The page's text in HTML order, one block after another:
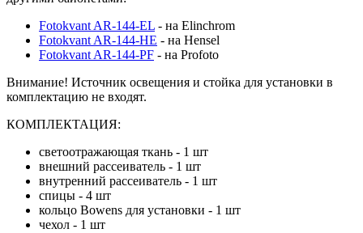
Fotokvant AR-144-EL - на Elinchrom
Fotokvant AR-144-HE - на Hensel
Fotokvant AR-144-PF - на Profoto
Внимание! Источник освещения и стойка для установки в
комплектацию не входят.
КОМПЛЕКТАЦИЯ:
светоотражающая ткань - 1 шт
внешний рассеиватель - 1 шт
внутренний рассеиватель - 1 шт
спицы - 4 шт
кольцо Bowens для установки - 1 шт
чехол - 1 шт